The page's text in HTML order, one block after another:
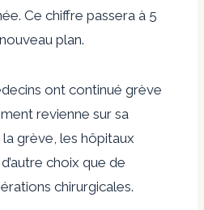
Ce chiffre passera à 5
plan.
ont continué grève
revienne sur sa
grève, les hôpitaux
choix que de
chirurgicales.